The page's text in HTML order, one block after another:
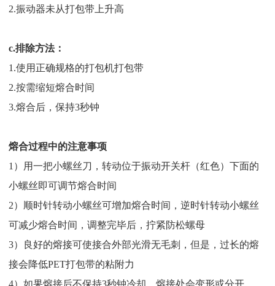
2.振动器未从打包带上升高
c.排除方法：
1.使用正确规格的打包机打包带
2.按需缩短熔合时间
3.熔合后，保持3秒钟
熔合过程中的注意事项
1）用一把小螺丝刀，转动位于振动开关杆（红色）下面的
小螺丝即可调节熔合时间
2）顺时针转动小螺丝可增加熔合时间，逆时针转动小螺丝
可减少熔合时间，调整完毕后，拧紧防松螺母
3）良好的熔接可使接合外部光滑无毛刺，但是，过长的熔
接会降低PET打包带的粘附力